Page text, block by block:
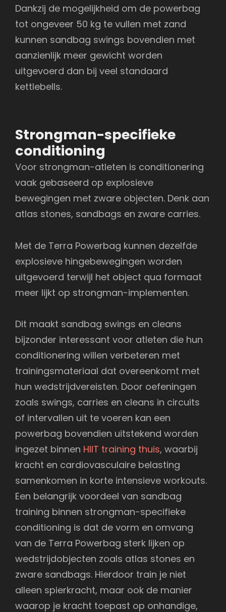
Dankzij de mogelijkheid om de powerbag
tot ongeveer 50 kg te vullen met zand
kunnen sandbag swings bovendien met
aanzienlijk meer gewicht worden
uitgevoerd dan bij veel standaard
kettlebells.
Strongman-specifieke
conditioning
Voor strongman-atleten is conditionering
vaak gebaseerd op explosieve
bewegingen met zware objecten. Denk aan
atlas stones, sandbags en zware carries.
Met de Terra Powerbag kunnen dezelfde
explosieve hingebewegingen worden
uitgevoerd terwijl het object qua formaat
meer lijkt op strongman-implementen.
Dit maakt sandbag swings en cleans
bijzonder interessant voor atleten die hun
conditionering willen verbeteren met
trainingsmateriaal dat overeenkomt met
hun wedstrijdvereisten. Door oefeningen
zoals swings, carries en cleans in circuits
of intervallen uit te voeren kan een
powerbag bovendien uitstekend worden
ingezet binnen HIIT training thuis, waarbij
kracht en cardiovasculaire belasting
samenkomen in korte intensieve workouts.
Een belangrijk voordeel van sandbag
training binnen strongman-specifieke
conditioning is dat de vorm en omvang
van de Terra Powerbag sterk lijken op
wedstrijdobjecten zoals atlas stones en
zware sandbags. Hierdoor train je niet
alleen spierkracht, maar ook de manier
waarop je kracht toepast op onhandige,